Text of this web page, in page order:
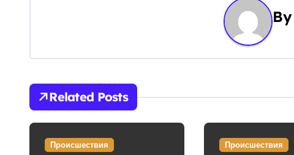
а
ц
и
By
Related Posts
Происшествия Происшествия